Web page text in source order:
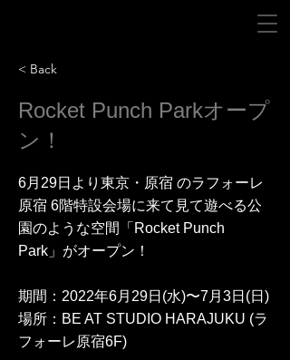
< Back
Rocket Punch Parkオープ
ン！
6月29日より東京・原宿 のラフォーレ
原宿 6階特設会場に来て見て遊べる公
園のような空間「Rocket Punch
Park」がオープン！
期間：2022年6月29日(水)〜7月3日(日)
場所：BE AT STUDIO HARAJUKU (ラ
フォーレ原宿6F)